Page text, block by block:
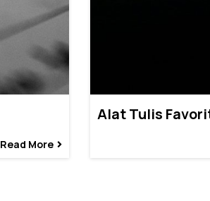
Read More
Alat Tulis